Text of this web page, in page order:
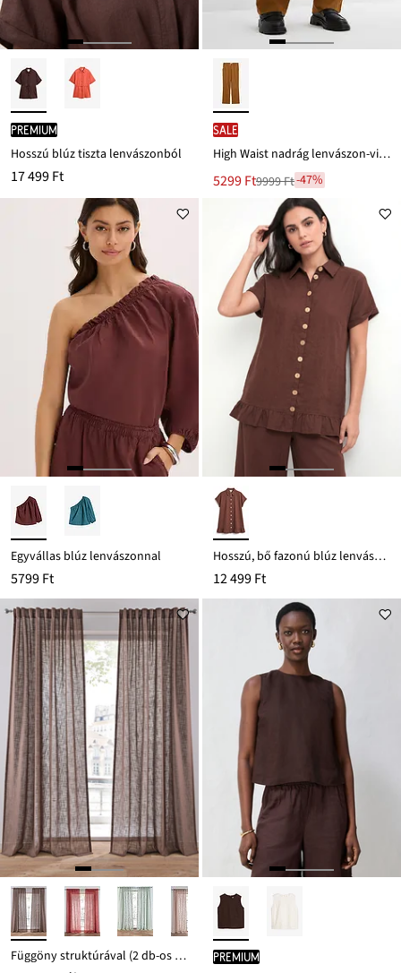
PREMIUM
Hosszú blúz tiszta lenvászonból
17 499 Ft
SALE
High Waist nadrág lenvászon-viszkóz keverékből
Új
5299 Ft
Leárazva9999 Ft-47%
Egyvállas blúz lenvászonnal
5799 Ft
Hosszú, bő fazonú blúz lenvászon-keverékből
12 499 Ft
Függöny struktúrával (2 db-os csomag) PREMIUM